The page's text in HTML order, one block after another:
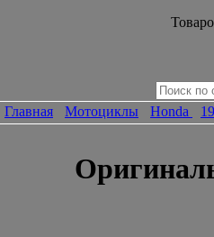
Главная Мотоциклы Honda